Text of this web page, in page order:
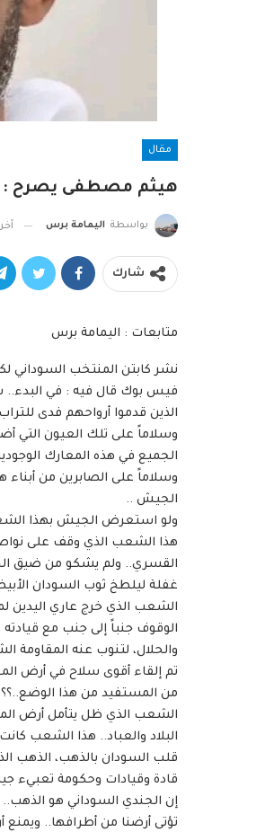
مقال
هيثم مصطفى يصرح :
بواسطة اليمامة برس
شارك
متابعات : اليمامة برس
نشر كابتن المنتخب
فيس بوك قال فيه : في البدء..
الذين قدموا أرواحهم فدى
وسلاماً على تلك العيون التي
الجميع في هذه المعارك
وسلاماً على الصابرين من
الجيش ..
ولو استعرض الجيش بهذا
هذا الشعب الذي وقف على
القسري.. ولم يشكو من ضيق
غفلة ليلطخ ثوب السودان
الشعب الذي خرج عاري اليدين
الوقوف جنباً إلى جنب مع
والحلال، لتنوب عنه
تم إلقاء أقوى سلاح في أرض
من المستفيد من هذا الوضع..؟؟
الشعب الذي ظل يتأمل أرض
البلاد والعباد.. هذا الشعب
قلب السودان بالذهب، الذهب
قادة وقيادات وحكومة تعبيء
إن الجندي السوداني هو
تؤتى أرضنا من أطرافها.. ويمنع